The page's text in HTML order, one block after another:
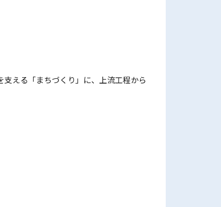
える「まちづくり」に、上流工程から